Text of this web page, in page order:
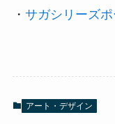
・ サガシリーズ
アート・デザイン